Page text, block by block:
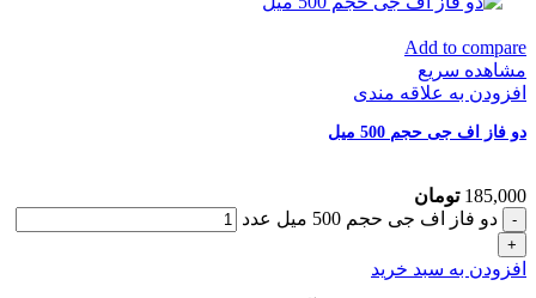
Add to compare
مشاهده سریع
افزودن به علاقه مندی
دو فاز اف جی حجم 500 میل
185,000 تومان
دو فاز اف جی حجم 500 میل عدد
افزودن به سبد خرید